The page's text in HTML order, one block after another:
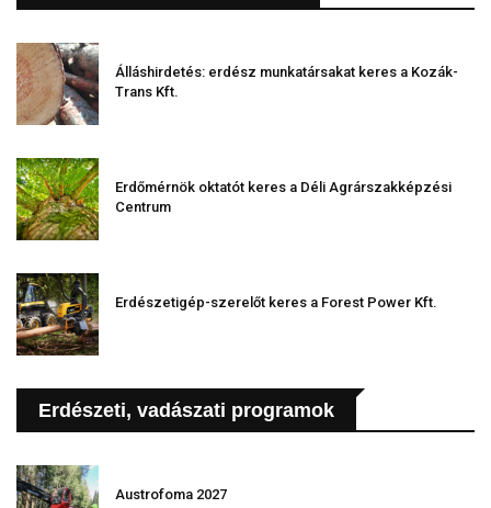
Álláshirdetés: erdész munkatársakat keres a Kozák-
Trans Kft.
Erdőmérnök oktatót keres a Déli Agrárszakképzési
Centrum
Erdészetigép-szerelőt keres a Forest Power Kft.
Erdészeti, vadászati programok
Austrofoma 2027